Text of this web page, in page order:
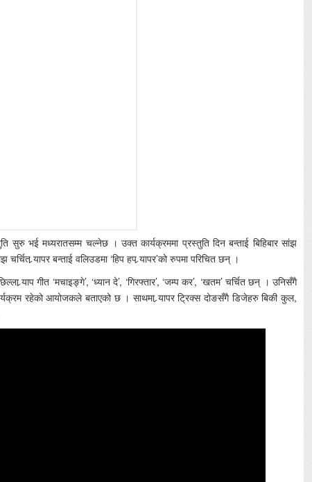
भई मध्यरातसम्म चल्नेछ । उक्त कार्यक्रममा प्रस्तुति दिन बन्ताई बिहिबार सांझ
र्‍यापर बन्ताई वलिउडमा ‘हिप हप र्‍यापर’को रुपमा परिचित छन् ।
र्‍याप गीत ‘मचाइङ्गे’, ‘ध्यान दे’, ‘गिरफ्तार’, ‘जम्प कर’, ‘खतम’ चर्चित छन् । उनिसँगै
रहेको आयोजकले बताएको छ । साथमा र्‍यापर ट्रिक्स दोङसँगै डिजेहरु बिकी कुल,